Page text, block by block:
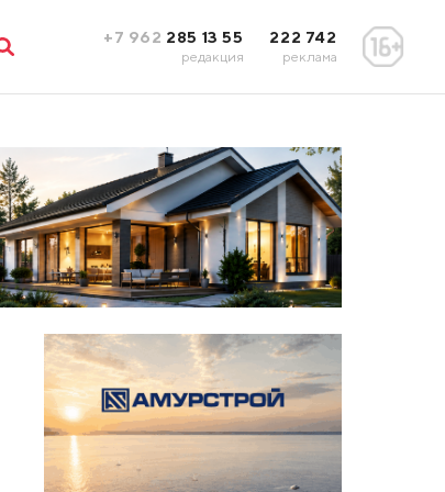
+7 962 285 13 55
редакция
222 742
реклама